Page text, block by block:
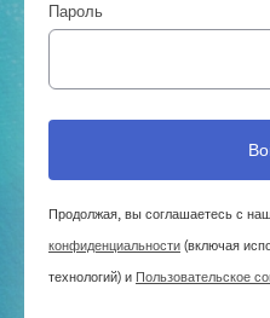
Пароль
Продолжая, вы соглашаетесь с
конфиденциальности(включая
технологий) и Пользовательское